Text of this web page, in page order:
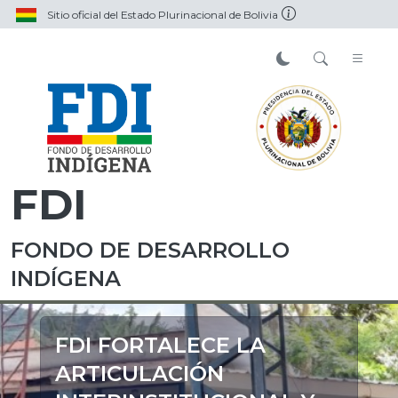
Sitio oficial del Estado Plurinacional de Bolivia
FDI
FONDO DE DESARROLLO
INDÍGENA
FDI FORTALECE LA
ARTICULACIÓN